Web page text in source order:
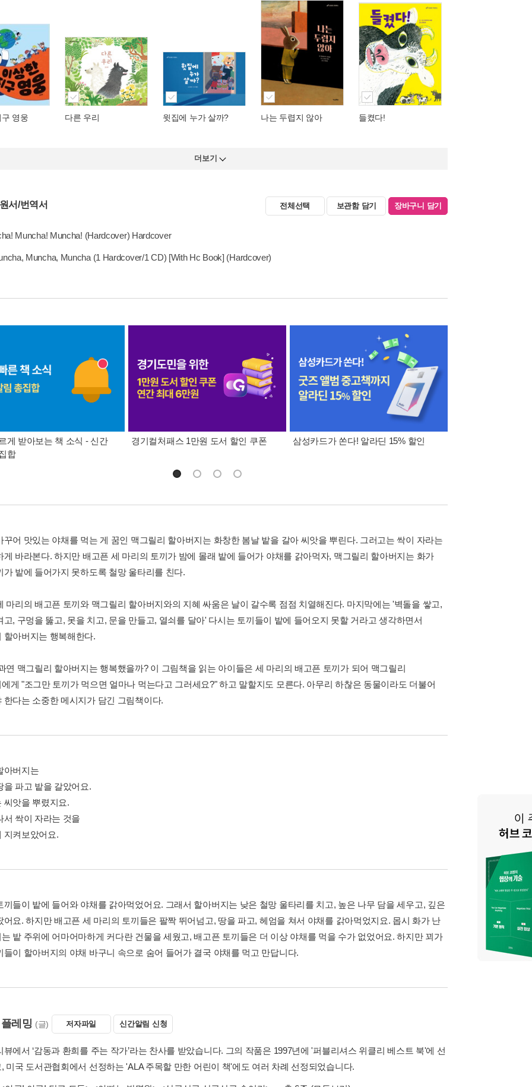
영웅 다른 우리 윗집에 누가 살까? 나는 두렵지 않아 들켰다!
더보기
서/번역서 전체선택 보관함 담기 장바구니 담기
Muncha! Muncha! (Hardcover) Hardcover
Muncha, Muncha (1 Hardcover/1 CD) [With Hc Book] (Hardcover)
게 받아보는 책 소식 - 신간
합
경기컬처패스 1만원 도서 할인 쿠폰 삼성카드가 쏜다! 알라딘 15% 할인
꾸어 맛있는 야채를 먹는 게 꿈인 맥그릴리 할아버지는 화창한 봄날 밭을 갈아 씨앗을 뿌린다. 그러고는 싹이 자라는
게 바라본다. 하지만 배고픈 세 마리의 토끼가 밤에 몰래 밭에 들어가 야채를 갉아먹자, 맥그릴리 할아버지는 화가
가 밭에 들어가지 못하도록 철망 울타리를 친다.
마리의 배고픈 토끼와 맥그릴리 할아버지와의 지혜 싸움은 날이 갈수록 점점 치열해진다. 마지막에는 '벽돌을 쌓고,
고, 구멍을 뚫고, 못을 치고, 문을 만들고, 열쇠를 달아' 다시는 토끼들이 밭에 들어오지 못할 거라고 생각하면서
할아버지는 행복해한다.
연 맥그릴리 할아버지는 행복했을까? 이 그림책을 읽는 아이들은 세 마리의 배고픈 토끼가 되어 맥그릴리
게 "조그만 토끼가 먹으면 얼마나 먹는다고 그러세요?" 하고 말할지도 모른다. 아무리 하찮은 동물이라도 더불어
한다는 소중한 메시지가 담긴 그림책이다.
아버지는
을 파고 밭을 갈았어요.
씨앗을 뿌렸지요.
서 싹이 자라는 것을
지켜보았어요.
끼들이 밭에 들어와 야채를 갉아먹었어요. 그래서 할아버지는 낮은 철망 울타리를 치고, 높은 나무 담을 세우고, 깊은
어요. 하지만 배고픈 세 마리의 토끼들은 팔짝 뛰어넘고, 땅을 파고, 헤엄을 쳐서 야채를 갉아먹었지요. 몹시 화가 난
밭 주위에 어마어마하게 커다란 건물을 세웠고, 배고픈 토끼들은 더 이상 야채를 먹을 수가 없었어요. 하지만 꾀가
들이 할아버지의 야채 바구니 속으로 숨어 들어가 결국 야채를 먹고 만답니다.
레밍 (글) 저자파일 신간알림 신청
뷰에서 ‘감동과 환희를 주는 작가’라는 찬사를 받았습니다. 그의 작품은 1997년에 '퍼블리셔스 위클리 베스트 북'에 선
미국 도서관협회에서 선정하는 'ALA 주목할 만한 어린이 책'에도 여러 차례 선정되었습니다.